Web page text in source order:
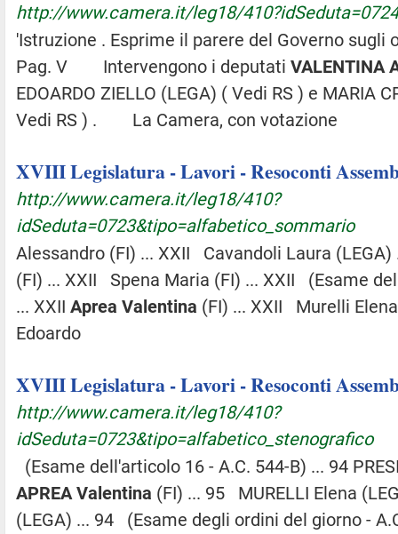
http://www.camera.it/leg18/
'Istruzione . Esprime il parere del Governo sugli
Pag. V Intervengono i deputati VALENTINA
EDOARDO ZIELLO (LEGA) ( Vedi RS ) e MARIA
Vedi RS ) . La Camera, con votazione
XVIII Legislatura - Lavori - Resoconti
http://www.camera.it/leg18/410?
idSeduta=0723&tipo=alfabetico_sommario
Alessandro (FI) ... XXII Cavandoli Laura
(FI) ... XXII Spena Maria (FI) ... XXII (Esame
... XXII Aprea Valentina (FI) ... XXII Murelli
Edoardo
XVIII Legislatura - Lavori - Resoconti
http://www.camera.it/leg18/410?
idSeduta=0723&tipo=alfabetico_stenografico
(Esame dell'articolo 16 - A.C. 544-B) ... 94
APREA Valentina (FI) ... 95 MURELLI Elena
(LEGA) ... 94 (Esame degli ordini del giorno -